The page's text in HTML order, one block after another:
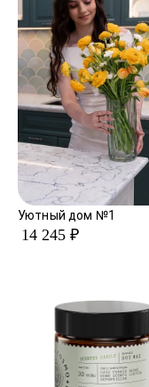
Уютный дом №1
14 245 ₽